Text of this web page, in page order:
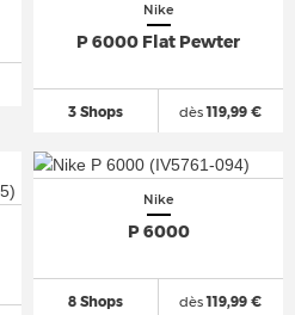
Nike
P 6000 Flat Pewter
3 Shops dès119,99 €
Nike
P 6000
8 Shops dès119,99 €